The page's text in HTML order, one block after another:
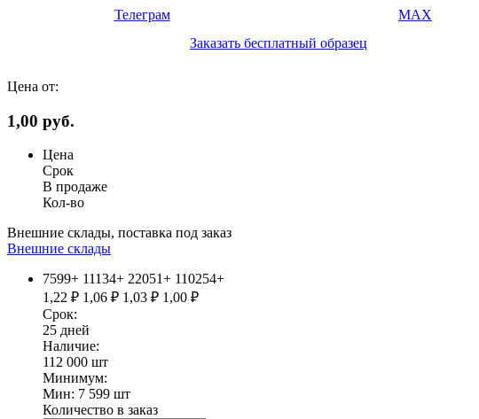
Телеграм
MAX
Заказать бесплатный образец
Цена от:
1,00 руб.
Цена
Срок
В продаже
Кол-во
Внешние склады, поставка под заказ
Внешние склады
7599+ 11134+ 22051+ 110254+
1,22 ₽ 1,06 ₽ 1,03 ₽ 1,00 ₽
Срок:
25 дней
Наличие:
112 000 шт
Минимум:
Мин: 7 599 шт
Количество в заказ